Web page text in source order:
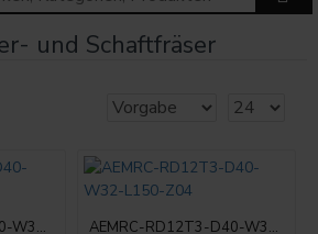
und Schaftfräser
AEMRC-RD1604-D40-W32-L150-Z02 AEMRC-RD12T3-D40-W32-L150-Z04